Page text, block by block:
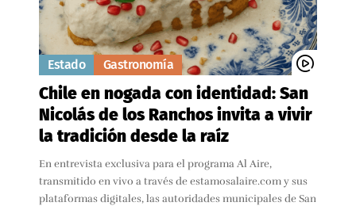
Estado Gastronomía
Chile en nogada con identidad: San
Nicolás de los Ranchos invita a vivir
la tradición desde la raíz
En entrevista exclusiva para el programa Al Aire,
transmitido en vivo a través de estamosalaire.com y sus
plataformas digitales, las autoridades municipales de San